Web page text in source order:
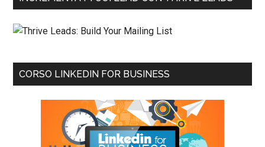
CORSO LINKEDIN FOR BUSINESS